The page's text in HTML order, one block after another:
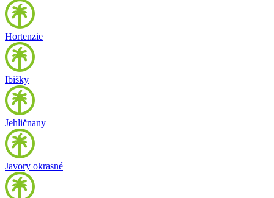
Hortenzie
Ibišky
Jehličnany
Javory okrasné